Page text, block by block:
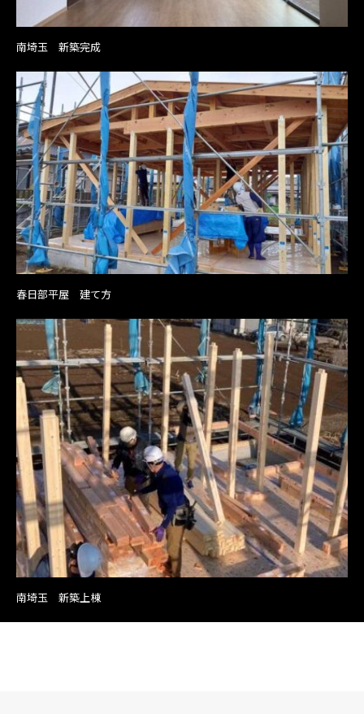
南埼玉 新築完成
春日部平屋 建て方
南埼玉 新築上棟